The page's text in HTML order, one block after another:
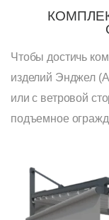
Чтобы достичь
изделий Энджел
или с ветровой
подъемное